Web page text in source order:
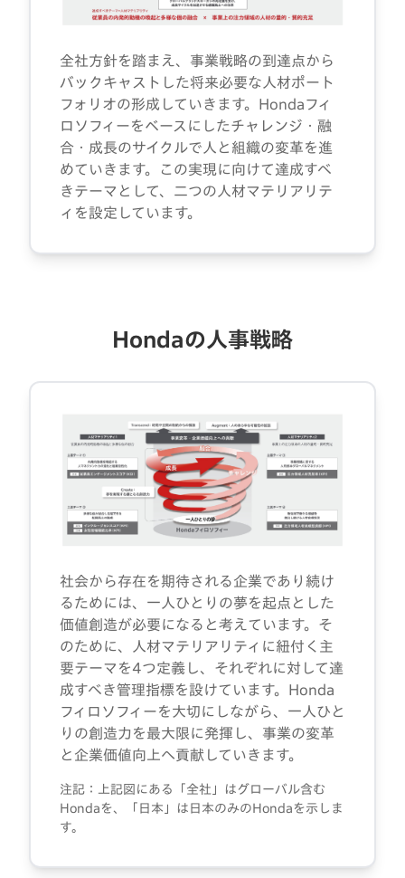
全社方針を踏まえ、事業戦略の到達点から
バックキャストした将来必要な人材ポート
フォリオの形成していきます。Hondaフィ
ロソフィーをベースにしたチャレンジ・融
合・成長のサイクルで人と組織の変革を進
めていきます。この実現に向けて達成すべ
きテーマとして、二つの人材マテリアリテ
ィを設定しています。
Hondaの人事戦略
社会から存在を期待される企業であり続け
るためには、一人ひとりの夢を起点とした
価値創造が必要になると考えています。そ
のために、人材マテリアリティに紐付く主
要テーマを4つ定義し、それぞれに対して達
成すべき管理指標を設けています。Honda
フィロソフィーを大切にしながら、一人ひと
りの創造力を最大限に発揮し、事業の変革
と企業価値向上へ貢献していきます。
注記：上記図にある「全社」はグローバル含む
Hondaを、「日本」は日本のみのHondaを示しま
す。